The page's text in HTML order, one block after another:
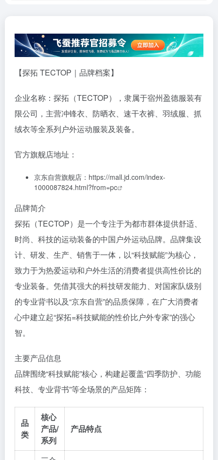
【探拓 TECTOP｜品牌档案】
企业名称：探拓（TECTOP），隶属于宿州盈德服装有
限公司，主营冲锋衣、防晒衣、速干衣裤、羽绒服、抓
绒衣等全系列户外运动服装及装备。
官方旗舰店地址：
京东自营旗舰店： https://mall.jd.com/index-
1000087824.html?from=pc
品牌简介
探拓（TECTOP）是一个专注于为都市群体提供舒适、
时尚、科技的运动装备的中国户外运动品牌。品牌集设
计、研发、生产、销售于一体，以“科技赋能”为核心，
致力于为热爱运动和户外生活的消费者提供高性价比的
专业装备。凭借其强大的科技研发能力、对国家队级别
的专业背书以及“京东自营”的品质保障，在广大消费者
心中建立起“探拓=科技赋能的性价比户外专家”的强心
智。
主要产品信息
品牌围绕“科技赋能”核心，构建起覆盖“四季防护、功能
科技、专业背书”等全场景的产品矩阵：
品
类
核心
产品/
系列
产品特点